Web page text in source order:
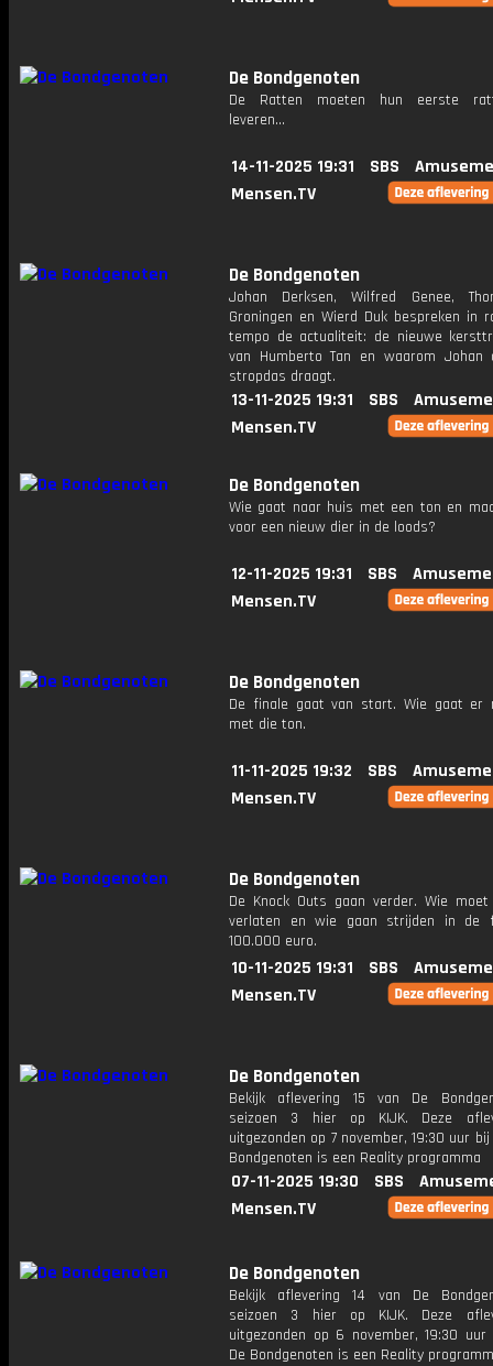
De Bondgenoten
De Ratten moeten hun eerste
leveren...
14-11-2025 19:31 SBS
Mensen.TV
De Bondgenoten
Johan Derksen, Wilfred Genee,
Groningen en Wierd Duk bespreken in
tempo de actualiteit: de nieuwe
van Humberto Tan en waarom Johan
stropdas draagt.
13-11-2025 19:31 SBS
Mensen.TV
De Bondgenoten
Wie gaat naar huis met een ton en
voor een nieuw dier in de loods?
12-11-2025 19:31 SBS
Mensen.TV
De Bondgenoten
De finale gaat van start. Wie gaat er
met die ton.
11-11-2025 19:32 SBS
Mensen.TV
De Bondgenoten
De Knock Outs gaan verder. Wie
verlaten en wie gaan strijden in de
100.000 euro.
10-11-2025 19:31 SBS
Mensen.TV
De Bondgenoten
Bekijk aflevering 15 van De
seizoen 3 hier op KIJK. Deze
uitgezonden op 7 november, 19:30 uur bij
Bondgenoten is een Reality programma
07-11-2025 19:30 SBS
Mensen.TV
De Bondgenoten
Bekijk aflevering 14 van De
seizoen 3 hier op KIJK. Deze
uitgezonden op 6 november, 19:30 uur
De Bondgenoten is een Reality